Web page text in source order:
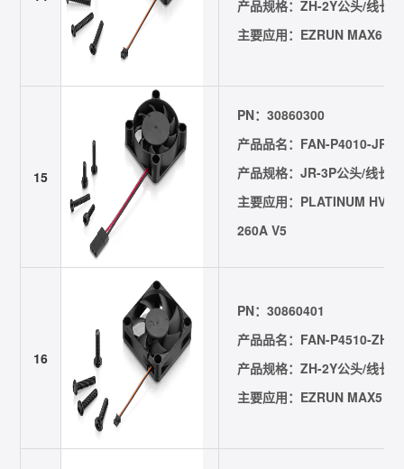
产品规格：ZH-2Y公头/线长
主要应用：EZRUN MAX6 G2
15
PN：30860300
产品品名：FAN-P4010-
产品规格：JR-3P公头/线长
主要应用：PLATINUM HV
260A V5
16
PN：30860401
产品品名：FAN-P4510-
产品规格：ZH-2Y公头/线长
主要应用：EZRUN MAX5